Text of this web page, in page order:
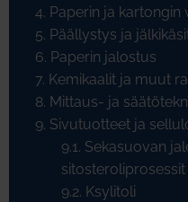
4. Paperin ja kartongin
5. Päällystys ja
6. Paperin jalostus
7. Kemikaalit ja muut
8. Mittaus- ja
9. Sivutuotteet ja
9.1. Sekasuovan
sitosteroliprosessit
9.2. Ksylitoli